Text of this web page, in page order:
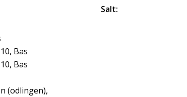
Bas
Bas
(odlingen),
Salt: